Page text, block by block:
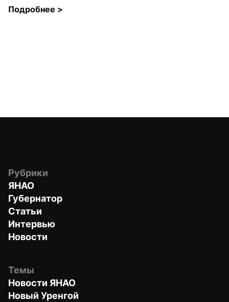
Подробнее >
Рубрики
ЯНАО
Губернатор
Статьи
Интервью
Новости
Темы
Новости ЯНАО
Новый Уренгой